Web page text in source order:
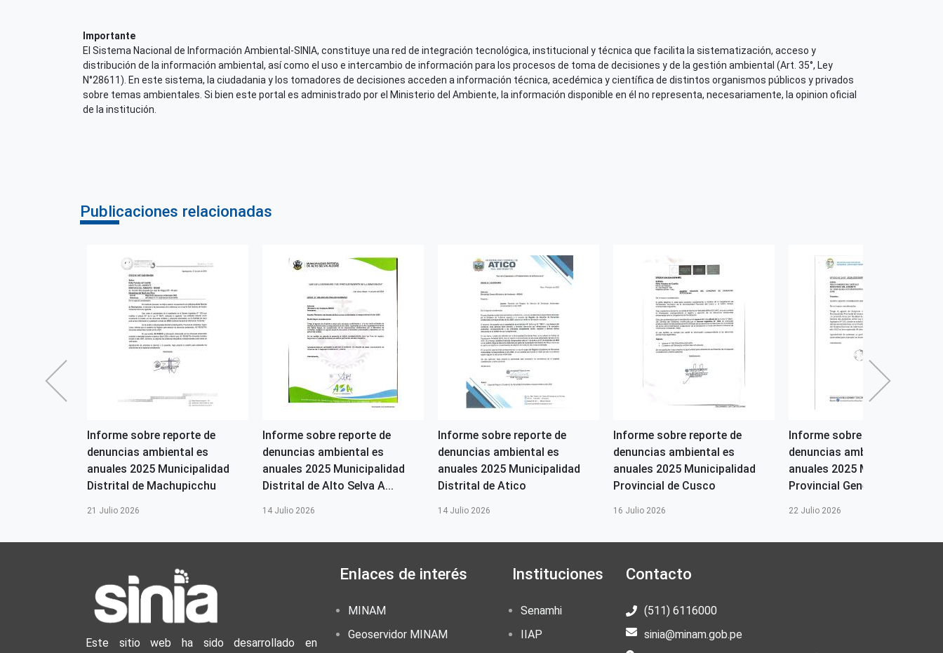
Importante
El Sistema Nacional de Información Ambiental-SINIA, constituye una red de integración tecnológica, institucional y técnica que facilita la sistematización, acceso y
distribución de la información ambiental, así como el uso e intercambio de información para los procesos de toma de decisiones y de la gestión ambiental (Art. 35°, Ley
N°28611). En este sistema, la ciudadania y los tomadores de decisiones acceden a información técnica, acedémica y científica de distintos organismos públicos y privados
sobre temas ambientales. Si bien este portal es administrado por el Ministerio del Ambiente, la información disponible en él no representa, necesariamente, la opinion oficial
de la institución.
Publicaciones relacionadas
Informe sobre reporte de
denuncias ambiental es
anuales 2025 Municipalidad
Distrital de Machupicchu
21 Julio 2026
Informe sobre reporte de
denuncias ambiental es
anuales 2025 Municipalidad
Distrital de Alto Selva A...
14 Julio 2026
Informe sobre reporte de
denuncias ambiental es
anuales 2025 Municipalidad
Distrital de Atico
14 Julio 2026
Informe sobre reporte de
denuncias ambiental es
anuales 2025 Municipalidad
Provincial de Cusco
16 Julio 2026
Informe sobre reporte de
denuncias ambiental es
anuales 2025 Municipalidad
Provincial General Sanhez...
22 Julio 2026
Este sitio web ha sido desarrollado en
Enlaces de interés
MINAM
Geoservidor MINAM
Instituciones
Senamhi
IIAP
Contacto
(511) 6116000
sinia@minam.gob.pe